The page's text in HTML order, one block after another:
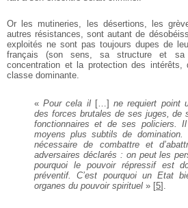
Or les mutineries, les désertions, les
autres résistances, sont autant de
exploités ne sont pas toujours dupes de
français (son sens, sa structure et
concentration et la protection des
classe dominante.
«Pour cela il […]ne requiert point
des forces brutales de ses juges, de
fonctionnaires et de ses policiers.
moyens plus subtils de domination.
nécessaire de combattre et
adversaires déclarés : on peut les
pourquoi le pouvoir répressif est
préventif. C’est pourquoi un Etat
organes du pouvoir spirituel » [5] .